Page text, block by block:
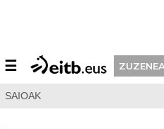
☰
SAIOAK